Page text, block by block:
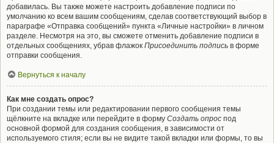
добавилась. Вы также можете настроить добавление подписи по
умолчанию ко всем вашим сообщениям, сделав соответствующий выбор в
параграфе «Отправка сообщений» пункта «Личные настройки» в личном
разделе. Несмотря на это, вы сможете отменить добавление подписи в
отдельных сообщениях, убрав флажок Присоединить подпись в форме
отправки сообщения.
Вернуться к началу
Как мне создать опрос?
При создании темы или редактировании первого сообщения темы
щёлкните на вкладке или перейдите в форму Создать опрос под
основной формой для создания сообщения, в зависимости от
используемого стиля; если вы не видите такой вкладки или формы, то вы